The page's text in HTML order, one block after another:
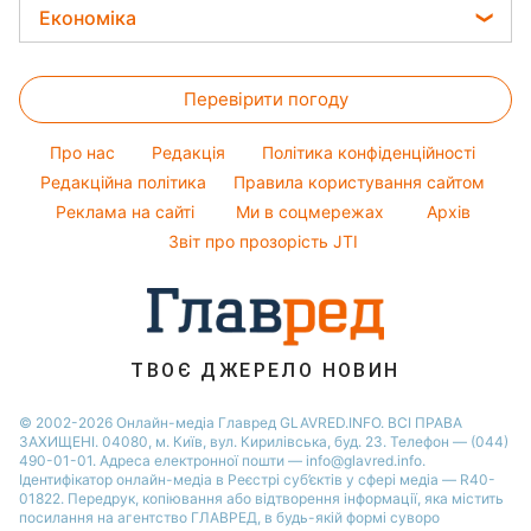
Олена Зеленська
Ані Лорак
Кейт Міддлтон
Новини Запоріжжя
Новини Дніпра
Новини моди
Легкі десерти
Авто
Прання
Кімнатні рослини
Прогноз погоди
Магнітні бурі
Погода на сьогодні
Погода на завтра
Пилова буря
Економіка
Грошова допомога
Тарифи
Курс валют
Перевірити погоду
Про нас Редакція
Політика конфіденційності
Редакційна політика
Правила користування сайтом
Реклама на сайті
Ми в соцмережах
Архів
Звіт про прозорість JTI
ТВОЄ ДЖЕРЕЛО НОВИН
© 2002-2026 Онлайн-медіа Главред GLAVRED.INFO. ВСІ ПРАВА
ЗАХИЩЕНІ. 04080, м. Київ, вул. Кирилівська, буд. 23. Телефон — (044)
490-01-01. Адреса електронної пошти — info@glavred.info.
Ідентифікатор онлайн-медіа в Реєстрі суб’єктів у сфері медіа — R40-
01822. Передрук, копіювання або відтворення інформації, яка містить
посилання на агентство ГЛАВРЕД, в будь-якій формi суворо